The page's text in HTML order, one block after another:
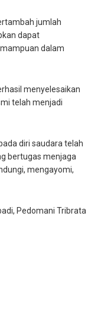
jumlah
dapat
dalam
menyelesaikan
telah menjadi
diri saudara telah
bertugas menjaga
mengayomi,
Pedomani Tribrata